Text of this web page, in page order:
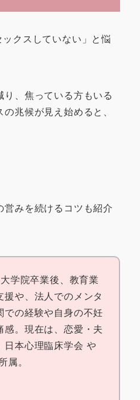
クスしていない」と悩
、焦っている方もいる
兆候が見え始めると、
みを続けるコツも紹介
学院卒業後、教育業
や、法人でのメンタ
での経験や自身の不妊
。現在は、恋愛・夫
日本心理臨床学会 や
属。